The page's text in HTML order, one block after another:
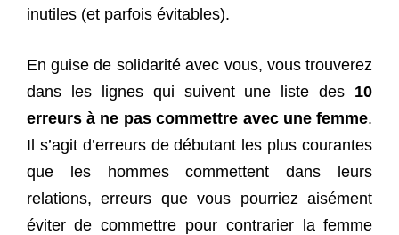
inutiles (et parfois évitables).
En guise de solidarité avec vous, vous trouverez
dans les lignes qui suivent une liste des 10
erreurs à ne pas commettre avec une femme.
Il s’agit d’erreurs de débutant les plus courantes
que les hommes commettent dans leurs
relations, erreurs que vous pourriez aisément
éviter de commettre pour contrarier la femme